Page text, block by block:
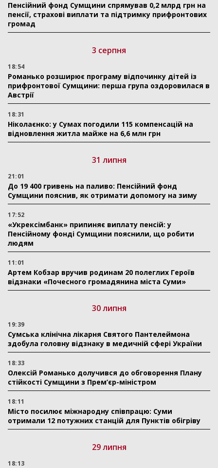
Пенсійний фонд Сумщини спрямував 0,2 млрд грн на
пенсії, страхові виплати та підтримку прифронтових
громад
3 серпня
18:54
Романько розширює програму відпочинку дітей із
прифронтової Сумщини: перша група оздоровилася в
Австрії
18:31
Ніколаєнко: у Сумах погодили 115 компенсацій на
відновлення житла майже на 6,6 млн грн
31 липня
21:01
До 19 400 гривень на паливо: Пенсійний фонд
Сумщини пояснив, як отримати допомогу на зиму
17:52
«Укрексімбанк» припиняє виплату пенсій: у
Пенсійному фонді Сумщини пояснили, що робити
людям
11:01
Артем Кобзар вручив родинам 20 полеглих Героїв
відзнаки «Почесного громадянина міста Суми»
30 липня
19:39
Сумська клінічна лікарня Святого Пантелеймона
здобула головну відзнаку в медичній сфері України
18:33
Олексій Романько долучився до обговорення Плану
стійкості Сумщини з Прем’єр-міністром
18:11
Місто посилює міжнародну співпрацю: Суми
отримали 12 потужних станцій для Пунктів обігріву
29 липня
18:13